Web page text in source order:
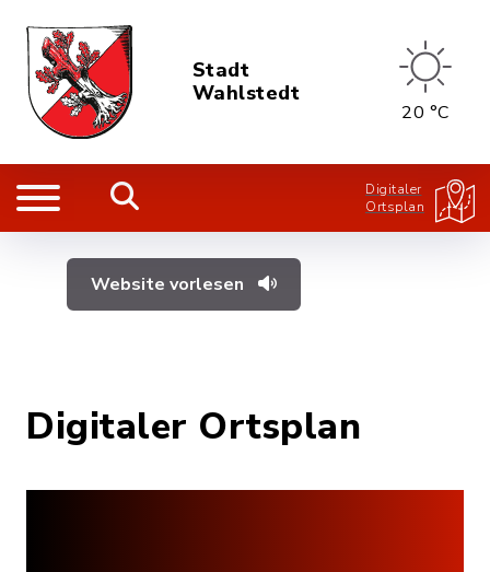
Stadt
Wahlstedt
20 °C
Digitaler
Ortsplan
Website vorlesen
Digitaler Ortsplan